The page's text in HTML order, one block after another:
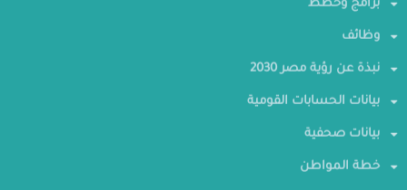
برامج وخطط
وظائف
نبذة عن رؤية مصر 2030
بيانات الحسابات القومية
بيانات صحفية
خطة المواطن